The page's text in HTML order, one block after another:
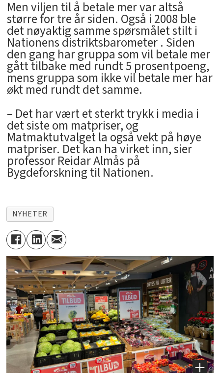
Men viljen til å betale mer var altså
større for tre år siden. Også i 2008 ble
det nøyaktig samme spørsmålet stilt i
Nationens distriktsbarometer . Siden
den gang har gruppa som vil betale mer
gått tilbake med rundt 5 prosentpoeng,
mens gruppa som ikke vil betale mer har
økt med rundt det samme.
– Det har vært et sterkt trykk i media i
det siste om matpriser, og
Matmaktutvalget la også vekt på høye
matpriser. Det kan ha virket inn, sier
professor Reidar Almås på
Bygdeforskning til Nationen.
NYHETER